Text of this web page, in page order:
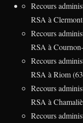
Recours
RSA à
Recours
RSA à
Recours
RSA à Riom
Recours
RSA à
Recours